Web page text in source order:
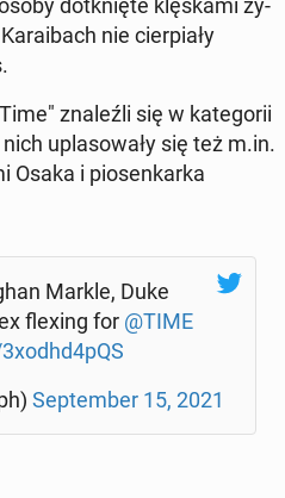
nie cier­pia­ły
zna­leź­li się w ka­te­go­rii
upla­so­wa­ły się też m.in.
Osaka i pio­sen­kar­ka
Markle, Duke
flexing for @TIME
Sep­tem­ber 15, 2021